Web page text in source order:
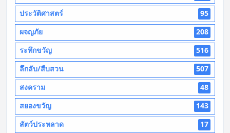
ประวัติศาสตร์
95
ผจญภัย
208
ระทึกขวัญ
516
ลึกลับ/สืบสวน
507
สงคราม
48
สยองขวัญ
143
สัตว์ประหลาด
17